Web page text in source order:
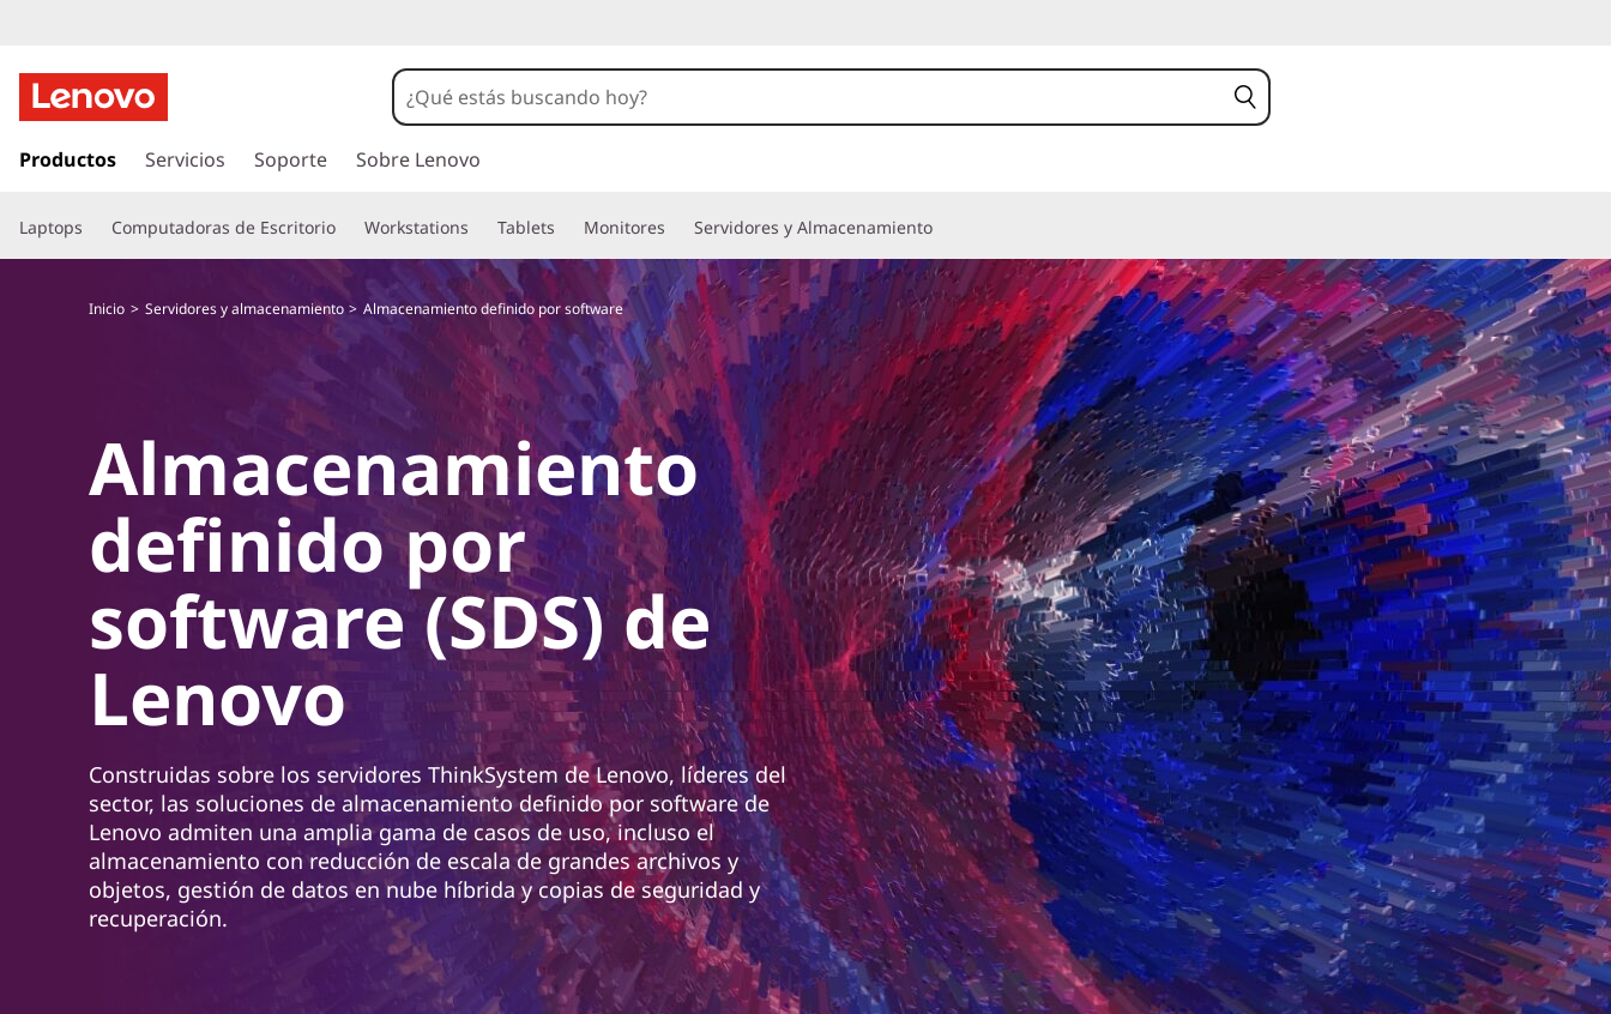
r
c
o
Productos Servicios Soporte Sobre Lenovo
Laptops Computadoras de Escritorio Workstations Tablets Monitores Servidores y Almacenamiento
Inicio Servidores y almacenamiento Almacenamiento definido por software
Almacenamiento
definido por
software (SDS) de
Lenovo
Construidas sobre los servidores ThinkSystem de Lenovo, líderes del
sector, las soluciones de almacenamiento definido por software de
Lenovo admiten una amplia gama de casos de uso, incluso el
almacenamiento con reducción de escala de grandes archivos y
objetos, gestión de datos en nube híbrida y copias de seguridad y
recuperación.